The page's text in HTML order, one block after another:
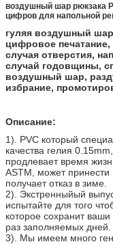
воздушный шар рюкзака
цифров для напольной
гуляя воздушный
цифровое печатание,
случая отверстия,
случай годовщины,
воздушный шар,
избрание,
Описание:
1). PVC который
качества гелия
продлевает время
ASTM, может
получает отказ в зиме.
2). Экстренныйый
испытайте для того
которое сохранит
раз заполняемых дней.
3). Мы имеем много